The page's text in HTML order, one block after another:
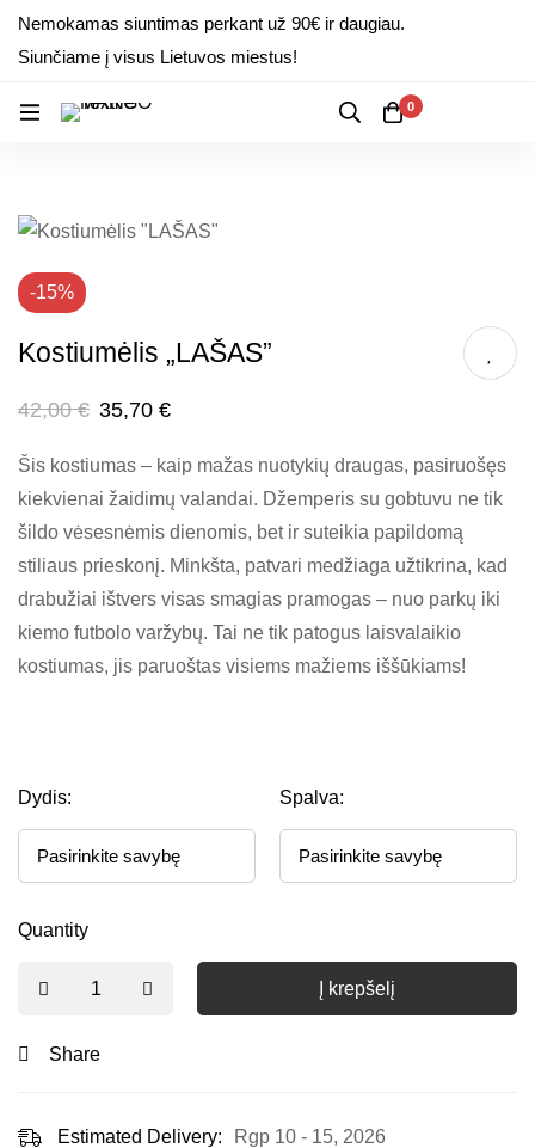
Nemokamas siuntimas perkant už 90€ ir daugiau.
Siunčiame į visus Lietuvos miestus!
0
-15%
Kostiumėlis „LAŠAS”
42,00€ 35,70 €
Šis kostiumas – kaip mažas nuotykių draugas, pasiruošęs
kiekvienai žaidimų valandai. Džemperis su gobtuvu ne tik
šildo vėsesnėmis dienomis, bet ir suteikia papildomą
stiliaus prieskonį. Minkšta, patvari medžiaga užtikrina, kad
drabužiai ištvers visas smagias pramogas – nuo parkų iki
kiemo futbolo varžybų. Tai ne tik patogus laisvalaikio
kostiumas, jis paruoštas visiems mažiems iššūkiams!
Dydis: Spalva:
Quantity
Į krepšelį
Share
Estimated Delivery: Rgp 10 - 15, 2026